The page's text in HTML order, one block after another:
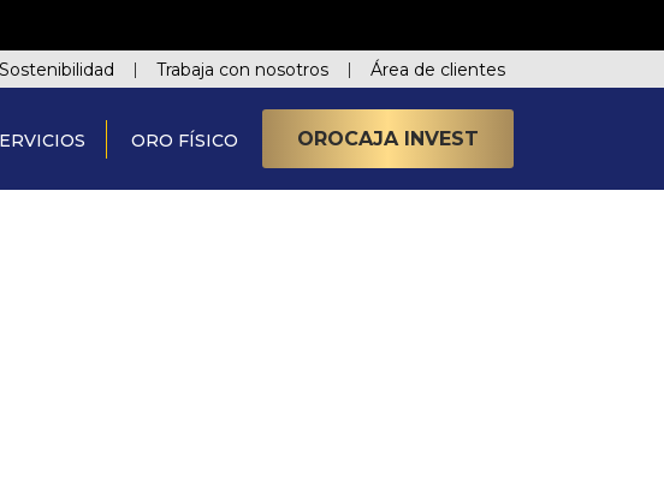
Sostenibilidad Trabaja con nosotros Área de clientes
ORO FÍSICO
OROCAJA INVEST